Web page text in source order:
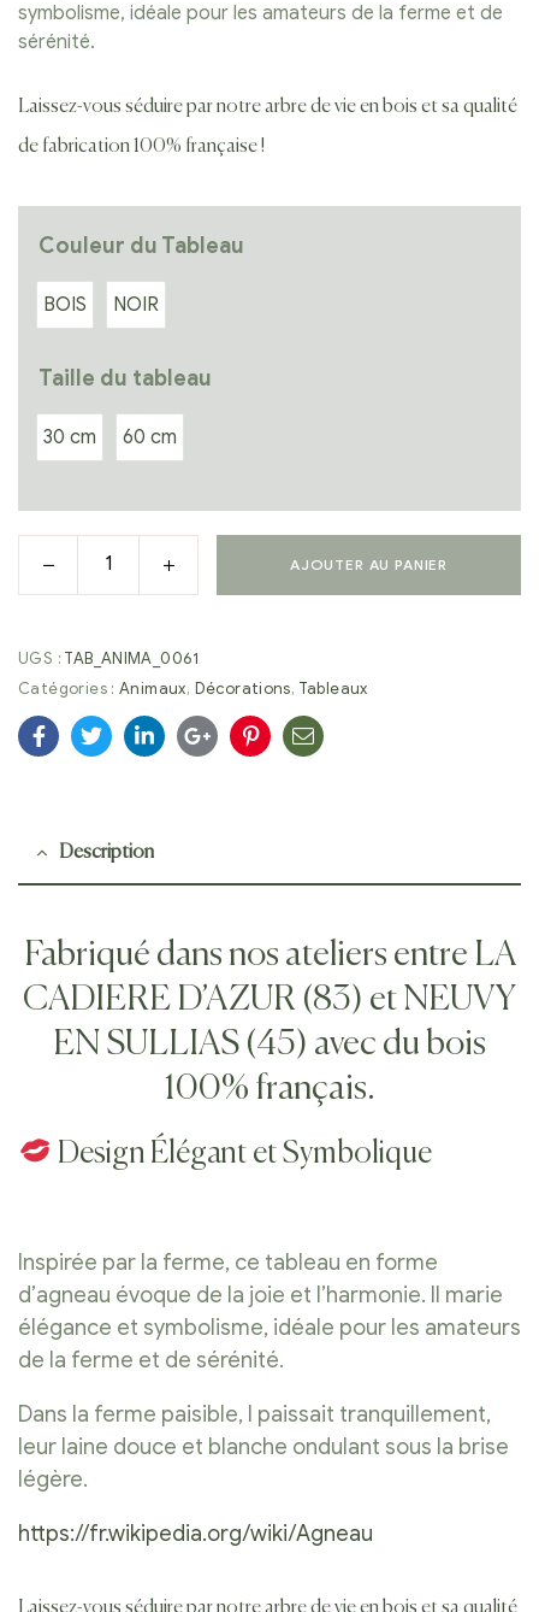
symbolisme, idéale pour les amateurs de la ferme et de
sérénité.
Laissez-vous séduire par notre arbre de vie en bois et sa qualité
de fabrication 100% française !
Couleur du Tableau
BOIS NOIR
Taille du tableau
30 cm 60 cm
AJOUTER AU PANIER
UGS : TAB_ANIMA_0061
Catégories :Animaux, Décorations, Tableaux
Facebook
TwitterLinkedinGoogle+Pinterest
E-
Description
Fabriqué dans nos ateliers entre LA
CADIERE D’AZUR (83) et NEUVY
EN SULLIAS (45) avec du bois
100% français.
Design Élégant et Symbolique
Inspirée par la ferme, ce tableau en forme
d’agneau évoque de la joie et l’harmonie. Il marie
élégance et symbolisme, idéale pour les amateurs
de la ferme et de sérénité.
Dans la ferme paisible, l paissait tranquillement,
leur laine douce et blanche ondulant sous la brise
légère.
https://fr.wikipedia.org/wiki/Agneau